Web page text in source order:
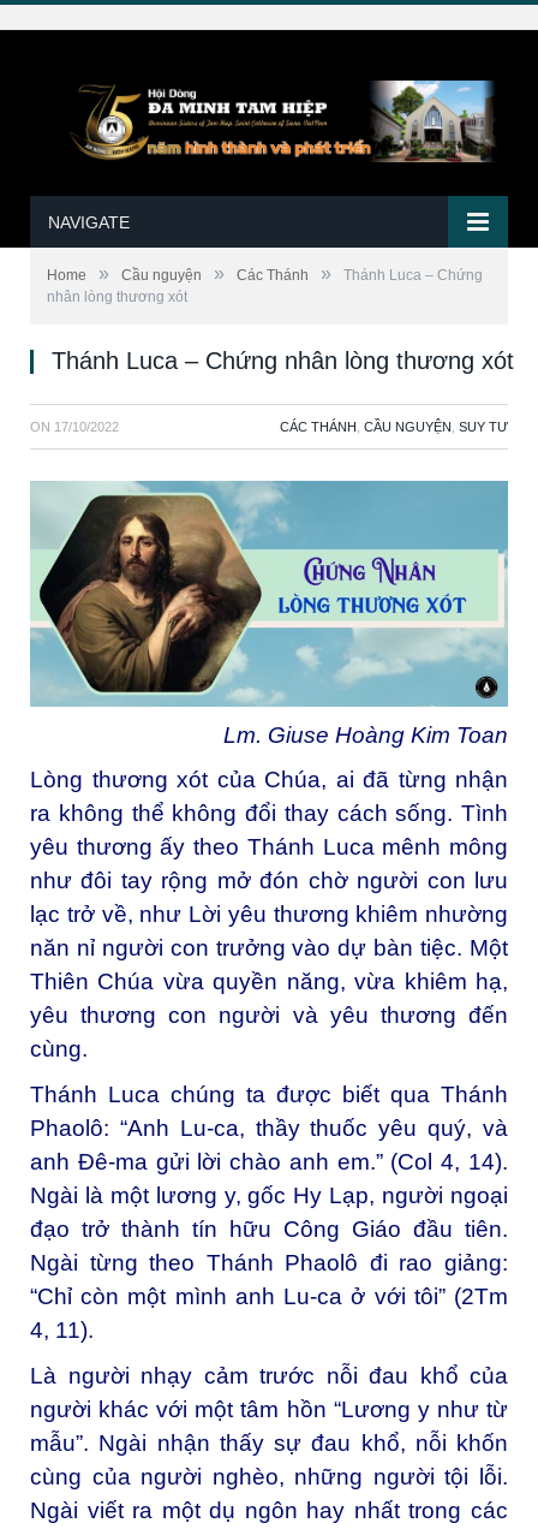
NAVIGATE
Home » Cầu nguyện » Các Thánh »
Thánh Luca – Chứng
nhân lòng thương xót
Thánh Luca – Chứng nhân lòng thương xót
ON 17/10/2022 CÁC THÁNH CẦU NGUYỆN SUY TƯ
Lm. Giuse Hoàng Kim Toan
Lòng thương xót của Chúa, ai đã từng nhận
ra không thể không đổi thay cách sống. Tình
yêu thương ấy theo Thánh Luca mênh mông
như đôi tay rộng mở đón chờ người con lưu
lạc trở về, như Lời yêu thương khiêm nhường
năn nỉ người con trưởng vào dự bàn tiệc. Một
Thiên Chúa vừa quyền năng, vừa khiêm hạ,
yêu thương con người và yêu thương đến
cùng.
Thánh Luca chúng ta được biết qua Thánh
Phaolô: “Anh Lu-ca, thầy thuốc yêu quý, và
anh Đê-ma gửi lời chào anh em.” (Col 4, 14).
Ngài là một lương y, gốc Hy Lạp, người ngoại
đạo trở thành tín hữu Công Giáo đầu tiên.
Ngài từng theo Thánh Phaolô đi rao giảng:
“Chỉ còn một mình anh Lu-ca ở với tôi” (2Tm
4, 11).
Là người nhạy cảm trước nỗi đau khổ của
người khác với một tâm hồn “Lương y như từ
mẫu”. Ngài nhận thấy sự đau khổ, nỗi khốn
cùng của người nghèo, những người tội lỗi.
Ngài viết ra một dụ ngôn hay nhất trong các